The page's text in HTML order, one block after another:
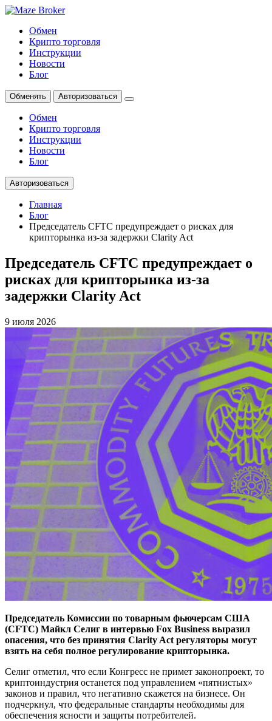
Обмен
Крипто торговля
Инструкции
Новости
Блог
Обменять Авторизоваться
Обмен
Крипто торговля
Инструкции
Новости
Блог
Авторизоваться
Главная
Блог
Председатель CFTC предупреждает о рисках для
крипторынка из-за задержки Clarity Act
Председатель CFTC предупреждает о
рисках для крипторынка из-за
задержки Clarity Act
9 июля 2026
Председатель Комиссии по товарным фьючерсам США
(CFTC) Майкл Селиг в интервью Fox Business выразил
опасения, что без принятия Clarity Act регуляторы могут
взять на себя полное регулирование крипторынка.
Селиг отметил, что если Конгресс не примет законопроект, то
криптоиндустрия останется под управлением «пятнистых»
законов и правил, что негативно скажется на бизнесе. Он
подчеркнул, что федеральные стандарты необходимы для
обеспечения ясности и защиты потребителей.